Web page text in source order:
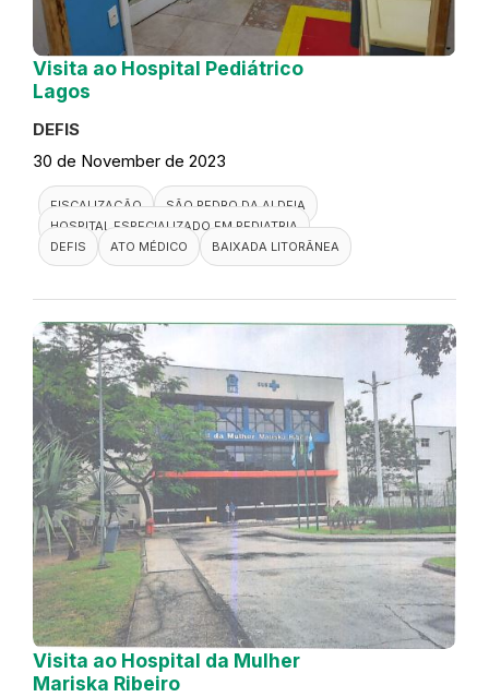
Visita ao Hospital Pediátrico
Lagos
DEFIS
30 de November de 2023
FISCALIZAÇÃO
SÃO PEDRO DA ALDEIA
HOSPITAL ESPECIALIZADO EM PEDIATRIA
DEFIS
ATO MÉDICO BAIXADA LITORÂNEA
Visita ao Hospital da Mulher
Mariska Ribeiro